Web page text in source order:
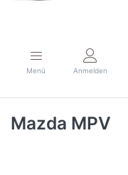
Menü Anmelden
Mazda MPV